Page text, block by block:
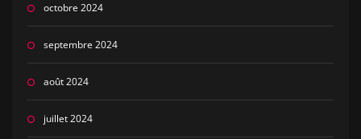
octobre 2024
septembre 2024
août 2024
juillet 2024